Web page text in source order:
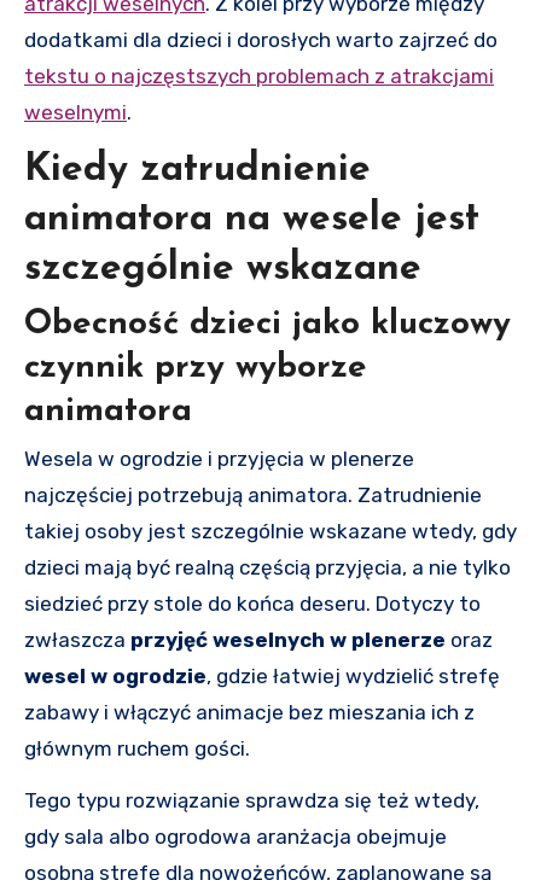
dodatkami dla dzieci i dorosłych warto zajrzeć do
tekstu o najczęstszych problemach z atrakcjami
weselnymi.
Kiedy zatrudnienie
animatora na wesele jest
szczególnie wskazane
Obecność dzieci jako kluczowy
czynnik przy wyborze
animatora
Wesela w ogrodzie i przyjęcia w plenerze
najczęściej potrzebują animatora. Zatrudnienie
takiej osoby jest szczególnie wskazane wtedy, gdy
dzieci mają być realną częścią przyjęcia, a nie tylko
siedzieć przy stole do końca deseru. Dotyczy to
zwłaszcza przyjęć weselnych w plenerze oraz
wesel w ogrodzie, gdzie łatwiej wydzielić strefę
zabawy i włączyć animacje bez mieszania ich z
głównym ruchem gości.
Tego typu rozwiązanie sprawdza się też wtedy,
gdy sala albo ogrodowa aranżacja obejmuje
osobną strefę dla nowożeńców, zaplanowane są